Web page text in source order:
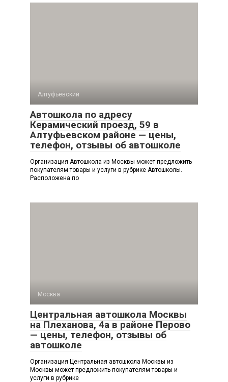
Алтуфьевский
Автошкола по адресу
Керамический проезд, 59 в
Алтуфьевском районе — цены,
телефон, отзывы об автошколе
Организация Автошкола из Москвы может предложить
покупателям товары и услуги в рубрике Автошколы.
Расположена по
Москва
Центральная автошкола Москвы
на Плеханова, 4а в районе Перово
— цены, телефон, отзывы об
автошколе
Организация Центральная автошкола Москвы из
Москвы может предложить покупателям товары и
услуги в рубрике